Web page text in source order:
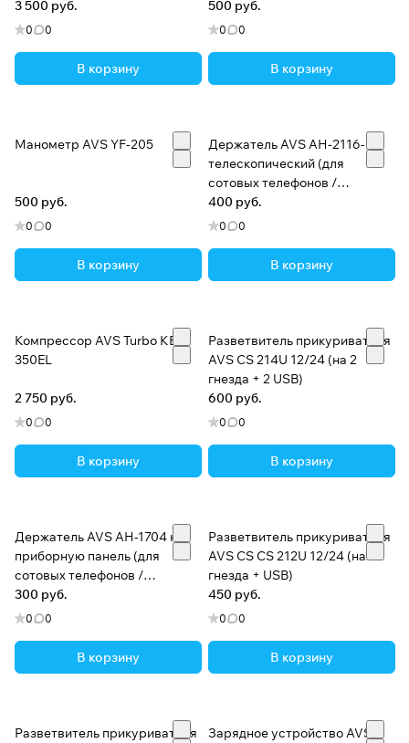
3 500 руб.
0 0
В корзину
500 руб.
0 0
В корзину
Манометр AVS YF-205
500 руб.
0 0
В корзину
Держатель AVS АН-2116-C
телескопический (для
сотовых телефонов /
КПК/GPS)
400 руб.
0 0
В корзину
Компрессор AVS Turbo KE
350EL
2 750 руб.
0 0
В корзину
Разветвитель прикуривателя
AVS CS 214U 12/24 (на 2
гнезда + 2 USB)
600 руб.
0 0
В корзину
Держатель AVS AH-1704 на
приборную панель (для
сотовых телефонов /
КПК/GPS)
300 руб.
0 0
В корзину
Разветвитель прикуривателя
AVS CS CS 212U 12/24 (на 2
гнезда + USB)
450 руб.
0 0
В корзину
Разветвитель прикуривателя
Зарядное устройство AVS